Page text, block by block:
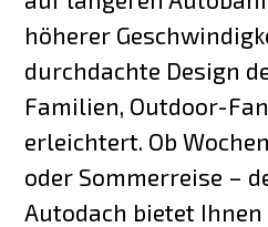
höherer
durchdachte Design
Familien, Outdoor-
erleichtert. Ob
oder Sommerreise –
Autodach bietet